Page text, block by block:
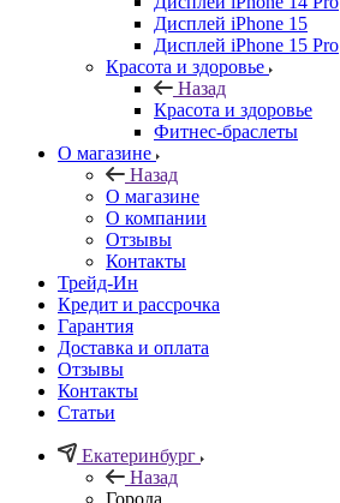
Дисплей iPhone 15
Дисплей iPhone 15 Pro
Красота и здоровье
Назад
Красота и здоровье
Фитнес-браслеты
О магазине
Назад
О магазине
О компании
Отзывы
Контакты
Трейд-Ин
Кредит и рассрочка
Гарантия
Доставка и оплата
Отзывы
Контакты
Статьи
Екатеринбург
Назад
Города